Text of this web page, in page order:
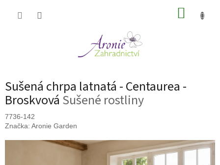
Sušená chrpa latnatá - Centaurea -
Broskvová Sušené rostliny
7736-142
Značka: Aronie Garden